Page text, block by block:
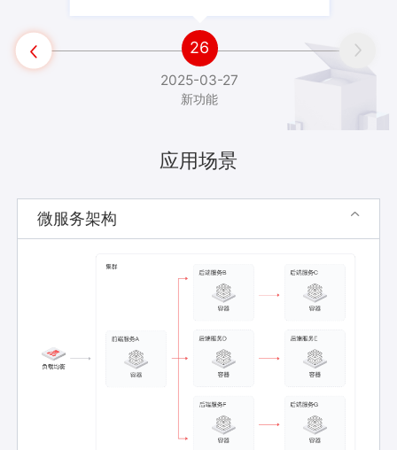
 
26
2025-03-27
新功能
应用场景
微服务架构 